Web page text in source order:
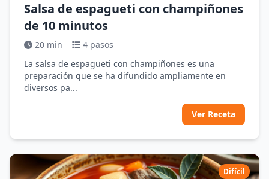
Salsa de espagueti con champiñones
de 10 minutos
20 min
4 pasos
La salsa de espagueti con champiñones es una
preparación que se ha difundido ampliamente en
diversos pa...
Ver Receta
Difícil